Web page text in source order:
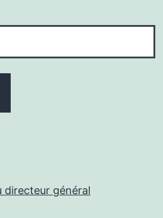
directeur général